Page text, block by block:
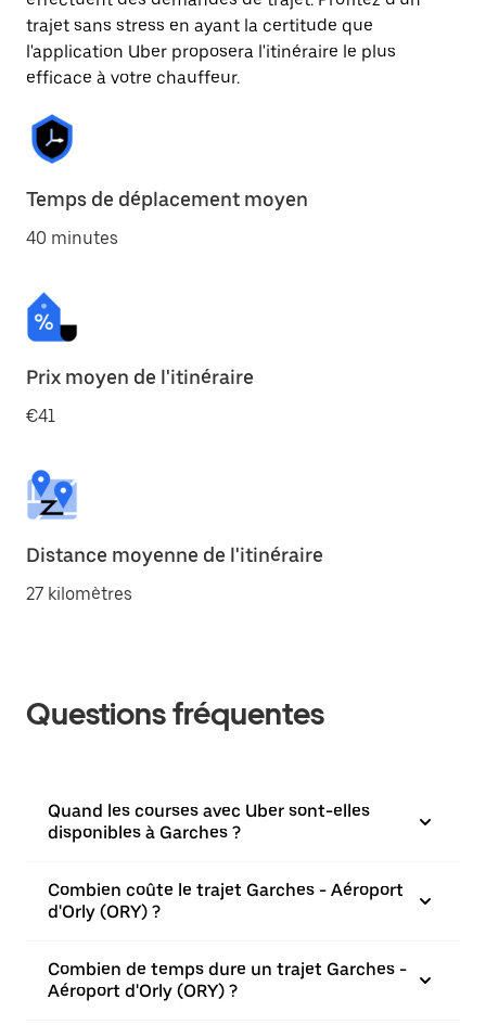
trajet sans stress en ayant la certitude que
l'application Uber proposera l'itinéraire le plus
efficace à votre chauffeur.
Temps de déplacement moyen
40 minutes
Prix moyen de l'itinéraire
€41
Distance moyenne de l'itinéraire
27 kilomètres
Questions fréquentes
Quand les courses avec Uber sont-elles
disponibles à Garches ?
Combien coûte le trajet Garches - Aéroport
d'Orly (ORY) ?
Combien de temps dure un trajet Garches -
Aéroport d'Orly (ORY) ?